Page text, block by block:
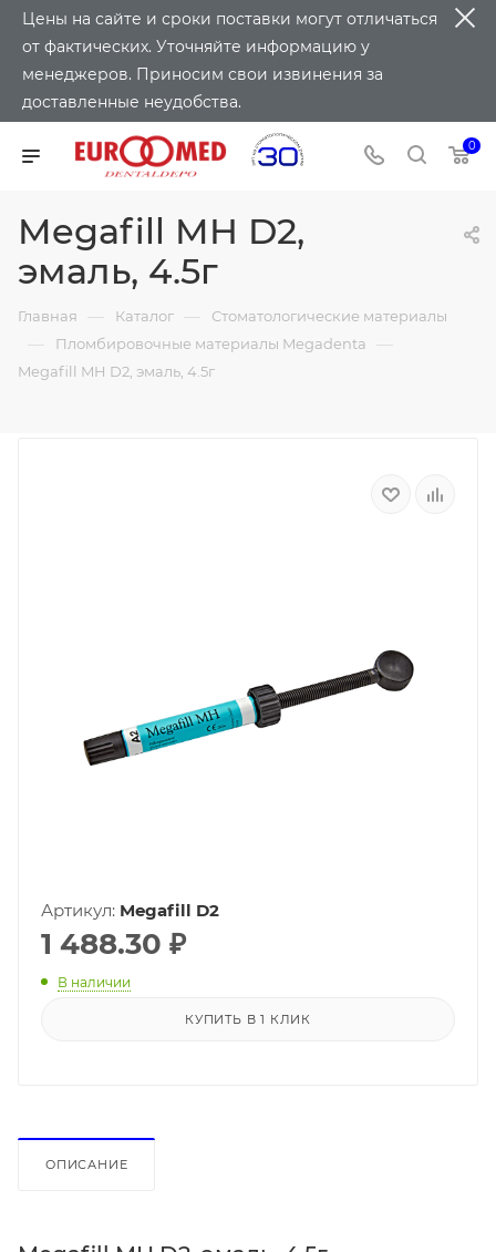
Цены на сайте и сроки поставки могут отличаться
от фактических. Уточняйте информацию у
менеджеров. Приносим свои извинения за
доставленные неудобства.
0
Megafill MH D2,
эмаль, 4.5г
Главная — Каталог — Стоматологические материалы
— Пломбировочные материалы Megadenta —
Megafill MH D2, эмаль, 4.5г
Артикул: Megafill D2
1 488.30 ₽
В наличии
КУПИТЬ В 1 КЛИК
ОПИСАНИЕ